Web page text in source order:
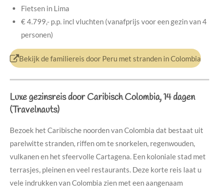
Fietsen in Lima
€ 4.799,- p.p.incl vluchten (vanafprijs voor een gezin van 4
personen)
Bekijk de familiereis door Peru met stranden in Colombia
Luxe gezinsreis door Caribisch Colombia, 14 dagen
(Travelnauts)
Bezoek het Caribische noorden van Colombia dat bestaat uit
parelwitte stranden, riffen om te snorkelen, regenwouden,
vulkanen en het sfeervolle Cartagena. Een koloniale stad met
terrasjes, pleinen en veel restaurants. Deze korte reis laat u
vele indrukken van Colombia zien met een aangenaam